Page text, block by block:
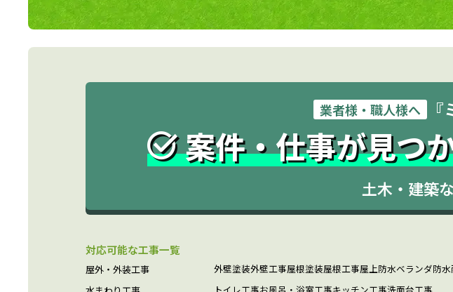
業者様・職人様へ
案件・仕事が見つ
土木・建築
対応可能な工事一覧
屋外・外装工事 外壁塗装外壁工事屋根塗装屋根工事屋上防水ベランダ防水